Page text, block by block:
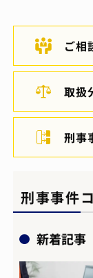
ご相
取扱
刑事
刑事事件
新着記事